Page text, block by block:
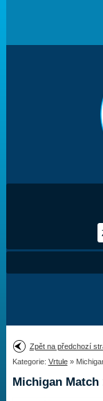
Provedení:
Výrobce:
Zpět na předchozí
Kategorie: Vrtule»
Michigan Match